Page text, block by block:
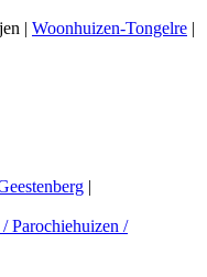
| Woonhuizen-Tongelre |
|
Parochiehuizen /